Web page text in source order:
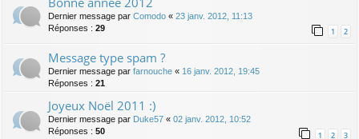
Dernier message par Comodo « 23 janv. 2012, 11:13
Réponses : 29 1 2
Message type spam ?
Dernier message par farnouche « 16 janv. 2012, 19:45
Réponses : 21
Joyeux Noël 2011 :)
Dernier message par Duke57 « 02 janv. 2012, 10:52
Réponses : 50 1 2 3